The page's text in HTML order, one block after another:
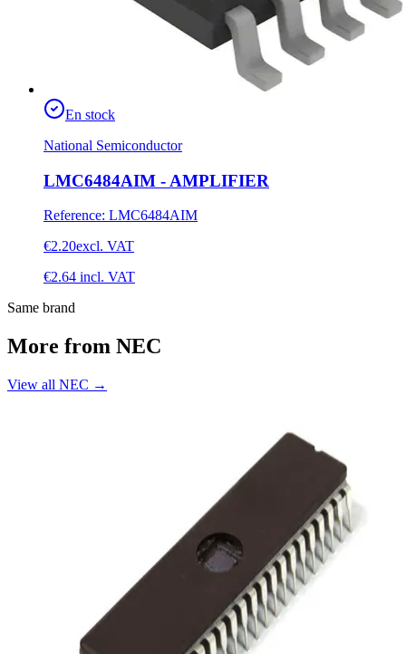
En stock
National Semiconductor
LMC6484AIM - AMPLIFIER
Reference: LMC6484AIM
€2.20excl. VAT
€2.64 incl. VAT
Same brand
More from NEC
View all NEC →